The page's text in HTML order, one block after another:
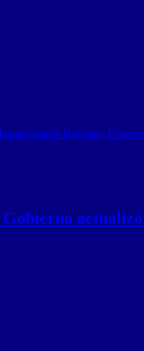
Digitales,